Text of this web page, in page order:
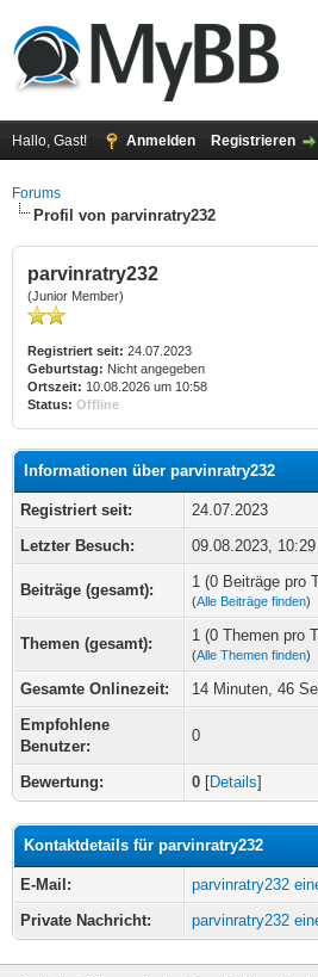
Hallo, Gast! Anmelden Registrieren
Forums
Profil von parvinratry232
parvinratry232
(Junior Member)
Registriert seit: 24.07.2023
Geburtstag: Nicht angegeben
Ortszeit: 10.08.2026 um 10:58
Status: Offline
Informationen über parvinratry232
Registriert seit:
24.07.2023
Letzter Besuch:
09.08.2023, 10:29
Beiträge (gesamt): 1 (0 Beiträge pro
(Alle Beiträge finden)
Themen (gesamt): 1 (0 Themen pro
(Alle Themen finden)
Gesamte Onlinezeit:
14 Minuten, 46
Empfohlene
Benutzer:
0
Bewertung: 0 [Details]
Kontaktdetails für parvinratry232
E-Mail:
parvinratry232
Private Nachricht:
parvinratry232